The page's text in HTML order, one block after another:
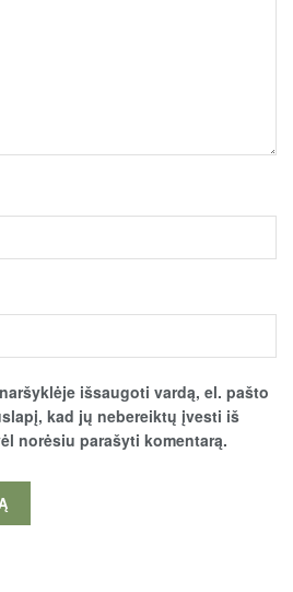
išsaugoti vardą, el. pašto
kad jų nebereiktų įvesti iš
norėsiu parašyti komentarą.